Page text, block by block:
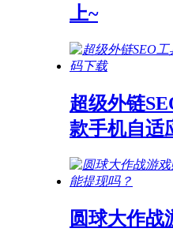
上~
超级外链
款手机自适
圆球大作战